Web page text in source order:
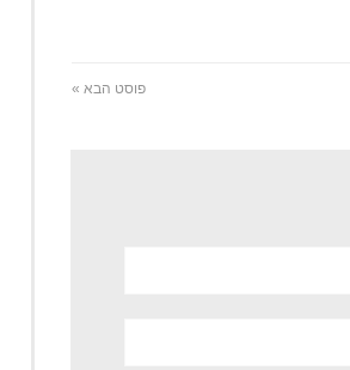
פוסט הבא »